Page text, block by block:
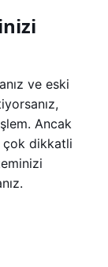
ve eski
Ancak
çok dikkatli